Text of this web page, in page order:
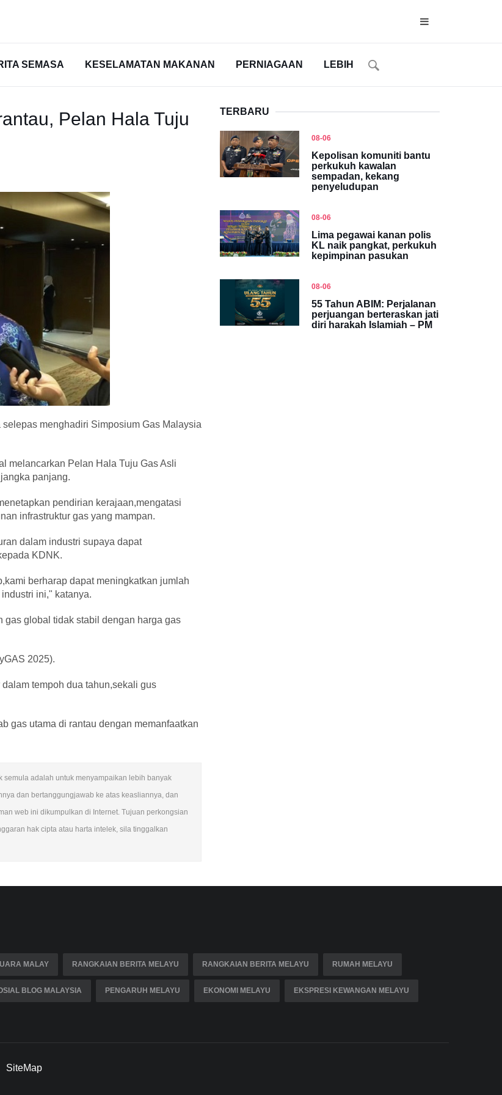
SEMASA KESELAMATAN MAKANAN PERNIAGAAN LEBIH
Pelan Hala Tuju
menghadiri Simposium Gas Malaysia
melancarkan Pelan Hala Tuju Gas Asli
panjang.
pendirian kerajaan,mengatasi
infrastruktur gas yang mampan.
dalam industri supaya dapat
KDNK.
berharap dapat meningkatkan jumlah
ini," katanya.
gas global tidak stabil dengan harga gas
2025).
tempoh dua tahun,sekali gus
gas utama di rantau dengan memanfaatkan
semula adalah untuk menyampaikan lebih banyak
dan bertanggungjawab ke atas keasliannya, dan
web ini dikumpulkan di Internet. Tujuan perkongsian
hak cipta atau harta intelek, sila tinggalkan
TERBARU
08-06
Kepolisan komuniti bantu
perkukuh kawalan
sempadan, kekang
penyeludupan
08-06
Lima pegawai kanan polis
KL naik pangkat, perkukuh
kepimpinan pasukan
08-06
55 Tahun ABIM: Perjalanan
perjuangan berteraskan jati
diri harakah Islamiah – PM
MALAY RANGKAIAN BERITA MELAYU RANGKAIAN BERITA MELAYU RUMAH MELAYU
BLOG MALAYSIA PENGARUH MELAYU EKONOMI MELAYU EKSPRESI KEWANGAN MELAYU
SiteMap